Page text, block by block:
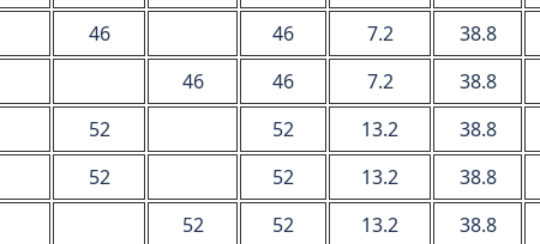
46 46 7.2 38.8
46 46 7.2
38.8
52 52 13.2
38.8
52 52 13.2
38.8
52 52 13.2 38.8